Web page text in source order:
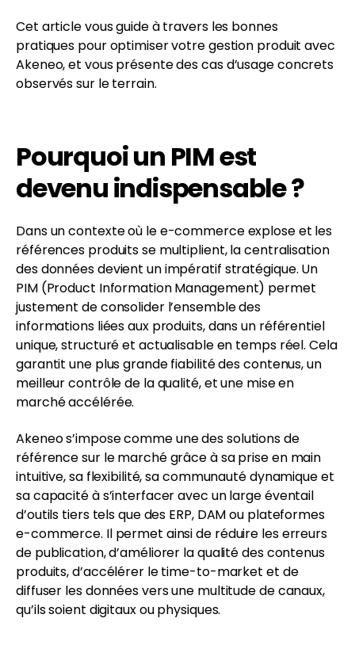
Cet article vous guide à travers les bonnes
pratiques pour optimiser votre gestion produit avec
Akeneo, et vous présente des cas d’usage concrets
observés sur le terrain.
Pourquoi un PIM est
devenu indispensable ?
Dans un contexte où le e-commerce explose et les
références produits se multiplient, la centralisation
des données devient un impératif stratégique. Un
PIM (Product Information Management) permet
justement de consolider l’ensemble des
informations liées aux produits, dans un référentiel
unique, structuré et actualisable en temps réel. Cela
garantit une plus grande fiabilité des contenus, un
meilleur contrôle de la qualité, et une mise en
marché accélérée.
Akeneo s’impose comme une des solutions de
référence sur le marché grâce à sa prise en main
intuitive, sa flexibilité, sa communauté dynamique et
sa capacité à s’interfacer avec un large éventail
d’outils tiers tels que des ERP, DAM ou plateformes
e-commerce. Il permet ainsi de réduire les erreurs
de publication, d’améliorer la qualité des contenus
produits, d’accélérer le time-to-market et de
diffuser les données vers une multitude de canaux,
qu’ils soient digitaux ou physiques.